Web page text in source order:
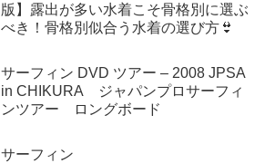
版】露出が多い水着こそ骨格別に選ぶ
べき！骨格別似合う水着の選び方👙
サーフィン DVD ツアー – 2008 JPSA
in CHIKURA ジャパンプロサーフィ
ンツアー ロングボード
サーフィン